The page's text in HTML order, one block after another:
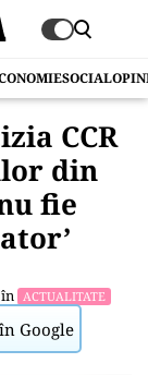
SOCIAL
CCR
din
fie
ACTUALITATE
Google